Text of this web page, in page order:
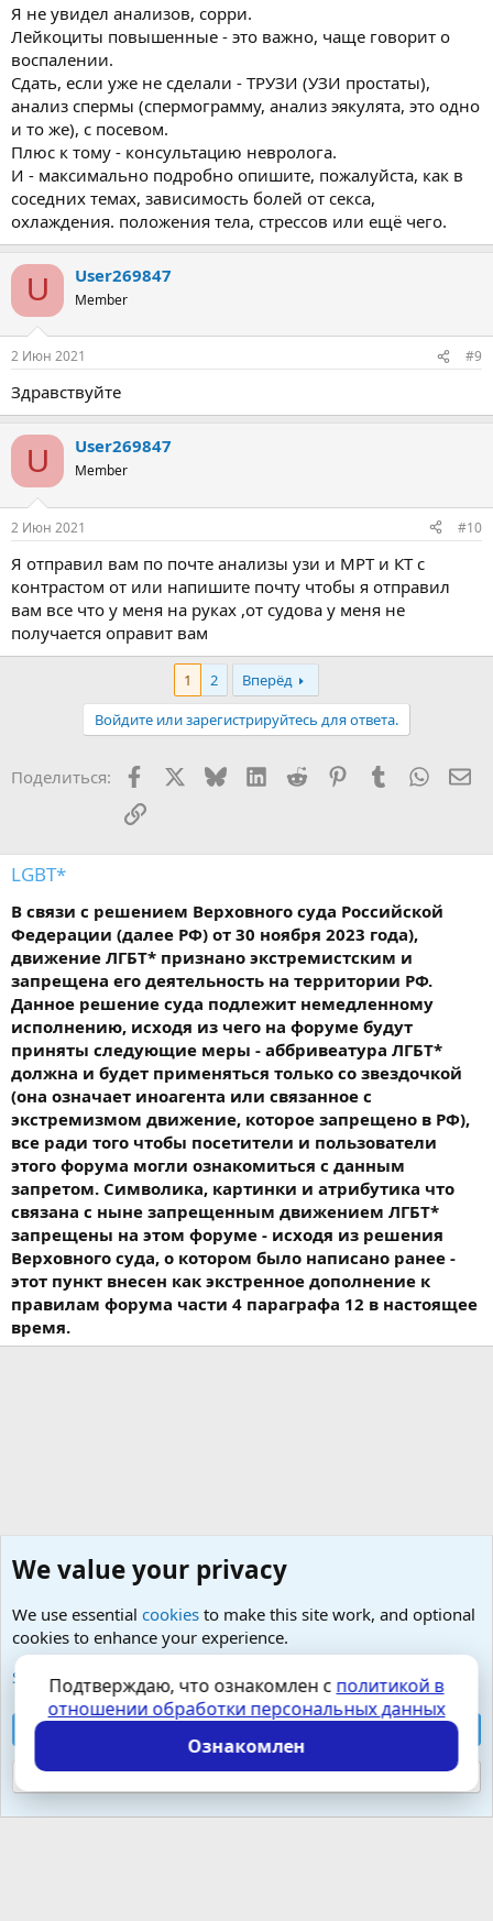
Я не увидел анализов, сорри.
Лейкоциты повышенные - это важно, чаще говорит о
воспалении.
Сдать, если уже не сделали - ТРУЗИ (УЗИ простаты),
анализ спермы (спермограмму, анализ эякулята, это одно
и то же), с посевом.
Плюс к тому - консультацию невролога.
И - максимально подробно опишите, пожалуйста, как в
соседних темах, зависимость болей от секса,
охлаждения. положения тела, стрессов или ещё чего.
U User269847
Member
2 Июн 2021 #9
Здравствуйте
U User269847
Member
2 Июн 2021 #10
Я отправил вам по почте анализы узи и МРТ и КТ с
контрастом от или напишите почту чтобы я отправил
вам все что у меня на руках ,от судова у меня не
получается оправит вам
1 2
Вперёд
Войдите или зарегистрируйтесь для ответа.
Поделиться: Facebook BlueskyLinkedIn
Reddit PinterestTumblr
Ссылка
LGBT*
В связи с решением Верховного суда Российской
Федерации (далее РФ) от 30 ноября 2023 года),
движение ЛГБТ* признано экстремистским и
запрещена его деятельность на территории РФ.
Данное решение суда подлежит немедленному
исполнению, исходя из чего на форуме будут
приняты следующие меры - аббривеатура ЛГБТ*
должна и будет применяться только со звездочкой
(она означает иноагента или связанное с
экстремизмом движение, которое запрещено в РФ),
все ради того чтобы посетители и пользователи
этого форума могли ознакомиться с данным
запретом. Символика, картинки и атрибутика что
связана с ныне запрещенным движением ЛГБТ*
запрещены на этом форуме - исходя из решения
Верховного суда, о котором было написано ранее -
этот пункт внесен как экстренное дополнение к
правилам форума части 4 параграфа 12 в настоящее
время.
Любые вопросы от Гостей - анонимно
Cookies
Russian (RU)
Условия и правила
Политика конфиденциальности
Помощь
S
S
Локализация отXenForo.Info
We value your privacy
We use essential cookies to make this site work, and optional
cookies to enhance your experience.
See further information and configure your preferences
Reject optional cookies
Подтверждаю, что ознакомлен с политикой в
отношении обработки персональных данных
Ознакомлен